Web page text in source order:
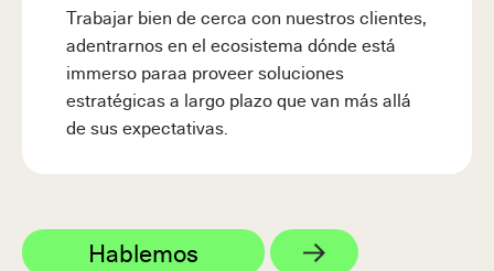
Trabajar bien de cerca con nuestros clientes,
adentrarnos en el ecosistema dónde está
immerso paraa proveer soluciones
estratégicas a largo plazo que van más allá
de sus expectativas.
Hablemos